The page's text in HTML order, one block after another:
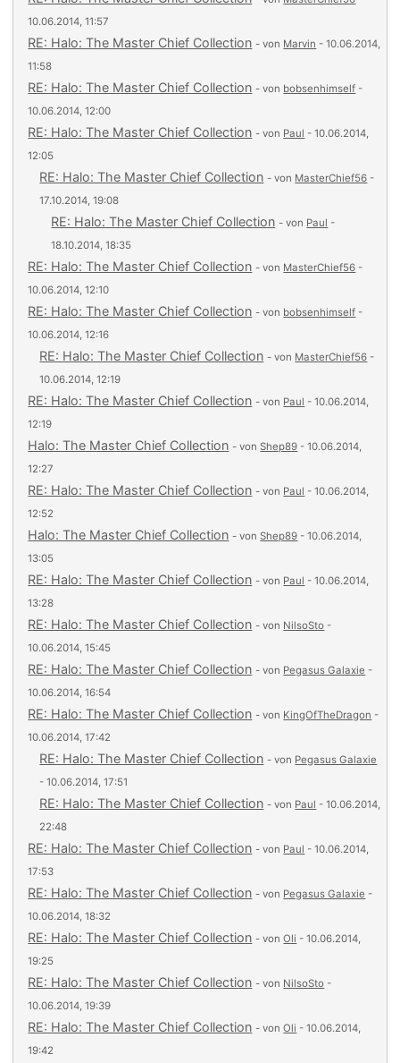
10.06.2014, 11:57
RE: Halo: The Master Chief Collection - von Marvin - 10.06.2014,
11:58
RE: Halo: The Master Chief Collection - von bobsenhimself -
10.06.2014, 12:00
RE: Halo: The Master Chief Collection - von Paul - 10.06.2014,
12:05
RE: Halo: The Master Chief Collection - von MasterChief56 -
17.10.2014, 19:08
RE: Halo: The Master Chief Collection - von Paul -
18.10.2014, 18:35
RE: Halo: The Master Chief Collection - von MasterChief56 -
10.06.2014, 12:10
RE: Halo: The Master Chief Collection - von bobsenhimself -
10.06.2014, 12:16
RE: Halo: The Master Chief Collection - von MasterChief56 -
10.06.2014, 12:19
RE: Halo: The Master Chief Collection - von Paul - 10.06.2014,
12:19
Halo: The Master Chief Collection - vonShep89 - 10.06.2014,
12:27
RE: Halo: The Master Chief Collection - von Paul - 10.06.2014,
12:52
Halo: The Master Chief Collection - vonShep89 - 10.06.2014,
13:05
RE: Halo: The Master Chief Collection - von Paul - 10.06.2014,
13:28
RE: Halo: The Master Chief Collection - von NilsoSto -
10.06.2014, 15:45
RE: Halo: The Master Chief Collection - von Pegasus Galaxie -
10.06.2014, 16:54
RE: Halo: The Master Chief Collection - von KingOfTheDragon -
10.06.2014, 17:42
RE: Halo: The Master Chief Collection - von Pegasus Galaxie
- 10.06.2014, 17:51
RE: Halo: The Master Chief Collection - von Paul - 10.06.2014,
22:48
RE: Halo: The Master Chief Collection - von Paul - 10.06.2014,
17:53
RE: Halo: The Master Chief Collection - von Pegasus Galaxie -
10.06.2014, 18:32
RE: Halo: The Master Chief Collection - vonOli - 10.06.2014,
19:25
RE: Halo: The Master Chief Collection - von NilsoSto -
10.06.2014, 19:39
RE: Halo: The Master Chief Collection - vonOli - 10.06.2014,
19:42